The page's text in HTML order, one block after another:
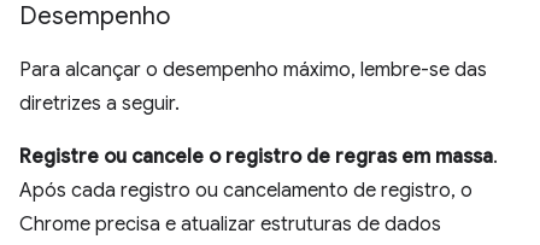
Desempenho
Para alcançar o desempenho máximo, lembre-se das
diretrizes a seguir.
Registre ou cancele o registro de regras em massa.
Após cada registro ou cancelamento de registro, o
Chrome precisa e atualizar estruturas de dados